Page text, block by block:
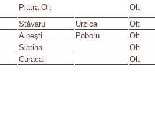
Piatra-Olt Olt
Stăvaru Urzica Olt
Albeşti Poboru Olt
Slatina Olt
Caracal Olt